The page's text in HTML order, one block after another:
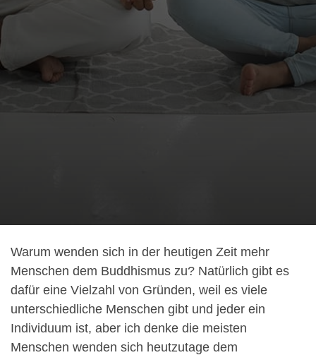
Warum wenden sich in der heutigen Zeit mehr
Menschen dem Buddhismus zu? Natürlich gibt es
dafür eine Vielzahl von Gründen, weil es viele
unterschiedliche Menschen gibt und jeder ein
Individuum ist, aber ich denke die meisten
Menschen wenden sich heutzutage dem